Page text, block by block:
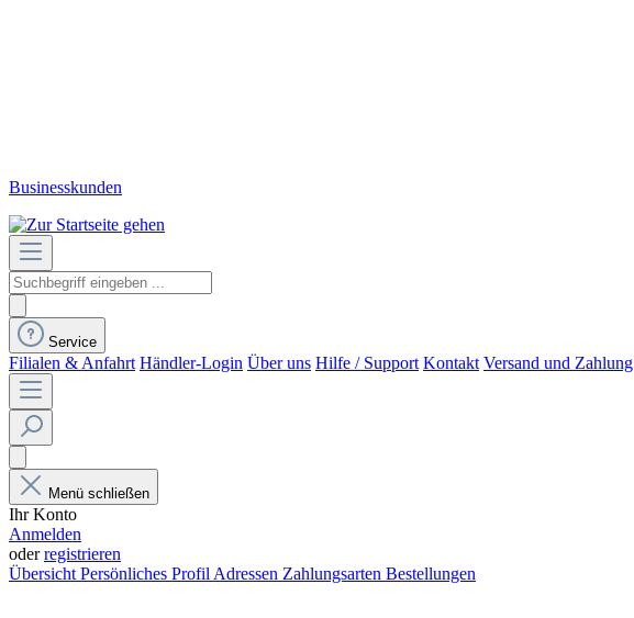
Businesskunden
Service
Filialen & Anfahrt Händler-Login Über uns Hilfe / Support Kontakt Versand und Zahlung
Menü schließen
Ihr Konto
Anmelden
oderregistrieren
ÜbersichtPersönliches ProfilAdressen Zahlungsarten Bestellungen